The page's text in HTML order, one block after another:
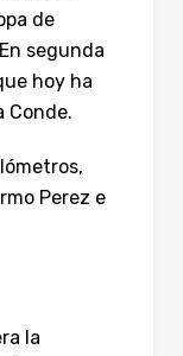
de
segunda
hoy ha
Conde.
Perez e
la